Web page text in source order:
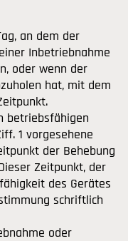
an dem der
Inbetriebnahme
oder wenn der
hat, mit dem
betriebsfähigen
1 vorgesehene
der Behebung
Zeitpunkt, der
des Gerätes
schriftlich
oder